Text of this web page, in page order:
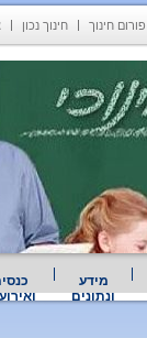
פורום חינוך חינוך נכון
מידע
ונתונים